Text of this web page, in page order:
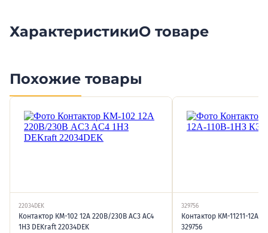
ХарактеристикиО товаре
Похожие товары
22034DEK
Контактор КМ-102 12А 220В/230В AC3 AC4
1НЗ DEKraft 22034DEK
329756
Контактор КМ-11211-12А-
329756